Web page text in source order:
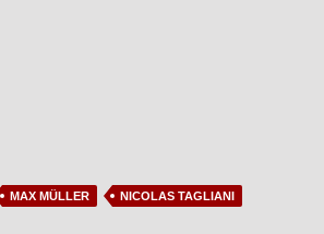
MAX MÜLLER
NICOLAS TAGLIANI